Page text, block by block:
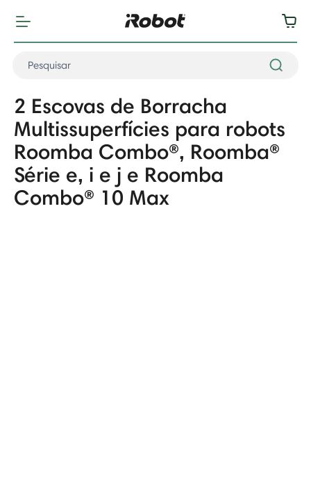
2 Escovas de Borracha
Multissuperfícies para robots
Roomba Combo®, Roomba®
Série e, i e j e Roomba
Combo® 10 Max